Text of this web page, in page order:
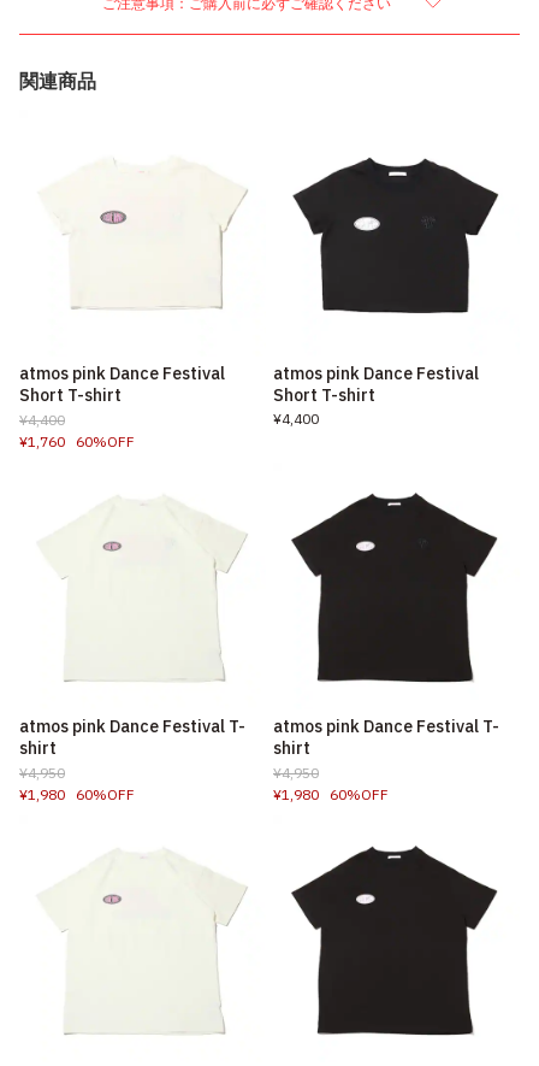
関連商品
atmos pink Dance Festival
Short T-shirt
¥4,400
¥1,760
60%OFF
atmos pink Dance Festival
Short T-shirt
¥4,400
atmos pink Dance Festival T-
shirt
¥4,950
¥1,980
60%OFF
atmos pink Dance Festival T-
shirt
¥4,950
¥1,980
60%OFF